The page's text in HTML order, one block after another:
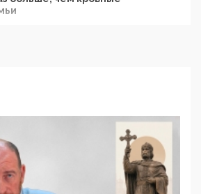
ЮНЕСКО в России, но
продолжают определять
граждан: Минцифры намерено
и муниципалитетов право